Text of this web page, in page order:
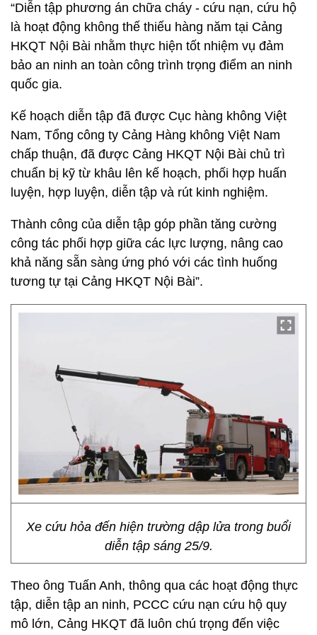
“Diễn tập phương án chữa cháy - cứu nạn, cứu hộ
là hoạt động không thế thiếu hàng năm tại Cảng
HKQT Nội Bài nhằm thực hiện tốt nhiệm vụ đảm
bảo an ninh an toàn công trình trọng điểm an ninh
quốc gia.
Kế hoạch diễn tập đã được Cục hàng không Việt
Nam, Tổng công ty Cảng Hàng không Việt Nam
chấp thuận, đã được Cảng HKQT Nội Bài chủ trì
chuẩn bị kỹ từ khâu lên kế hoạch, phối hợp huấn
luyện, hợp luyện, diễn tập và rút kinh nghiệm.
Thành công của diễn tập góp phần tăng cường
công tác phối hợp giữa các lực lượng, nâng cao
khả năng sẵn sàng ứng phó với các tình huống
tương tự tại Cảng HKQT Nội Bài”.
Xe cứu hỏa đến hiện trường dập lửa trong buổi
diễn tập sáng 25/9.
Theo ông Tuấn Anh, thông qua các hoạt động thực
tập, diễn tập an ninh, PCCC cứu nạn cứu hộ quy
mô lớn, Cảng HKQT đã luôn chú trọng đến việc